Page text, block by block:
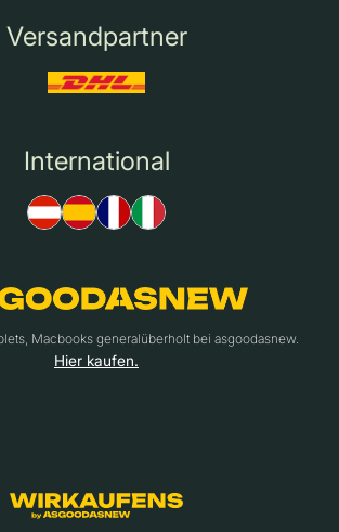
Versandpartner
International
Macbooks generalüberholt bei asgoodasnew.
Hier kaufen.